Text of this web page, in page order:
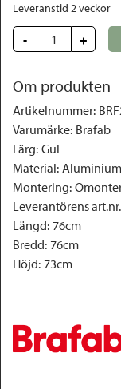
Leveranstid 2 veckor
- +
Om produkten
Artikelnummer:
Varumärke: Brafab
Färg: Gul
Material: Aluminium
Montering:
Leverantörens art.nr.
Längd: 76cm
Bredd: 76cm
Höjd: 73cm